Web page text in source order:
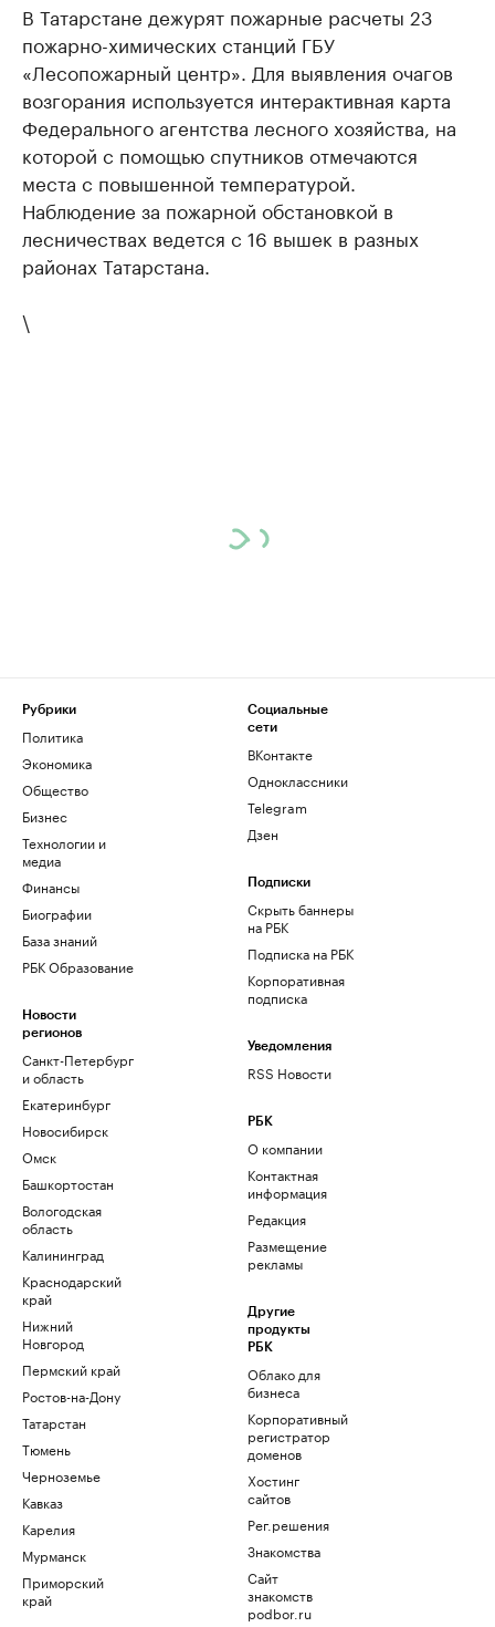
В Татарстане дежурят пожарные расчеты 23
пожарно-химических станций ГБУ
«Лесопожарный центр». Для выявления очагов
возгорания используется интерактивная карта
Федерального агентства лесного хозяйства, на
которой с помощью спутников отмечаются
места с повышенной температурой.
Наблюдение за пожарной обстановкой в
лесничествах ведется с 16 вышек в разных
районах Татарстана.
\
Рубрики
Политика
Экономика
Общество
Бизнес
Технологии и
медиа
Финансы
Биографии
База знаний
РБК Образование
Новости
регионов
Санкт-Петербург
и область
Екатеринбург
Новосибирск
Омск
Башкортостан
Вологодская
область
Калининград
Краснодарский
край
Нижний
Новгород
Пермский край
Ростов-на-Дону
Татарстан
Тюмень
Черноземье
Кавказ
Карелия
Мурманск
Приморский
край
Социальные
сети
ВКонтакте
Одноклассники
Telegram
Дзен
Подписки
Скрыть баннеры
на РБК
Подписка на РБК
Корпоративная
подписка
Уведомления
RSS Новости
РБК
О компании
Контактная
информация
Редакция
Размещение
рекламы
Другие
продукты
РБК
Облако для
бизнеса
Корпоративный
регистратор
доменов
Хостинг
сайтов
Рег.решения
Знакомства
Сайт
знакомств
podbor.ru